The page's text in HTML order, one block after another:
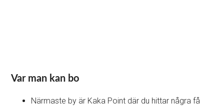
Var man kan bo
Närmaste by är Kaka Point där du hittar några få